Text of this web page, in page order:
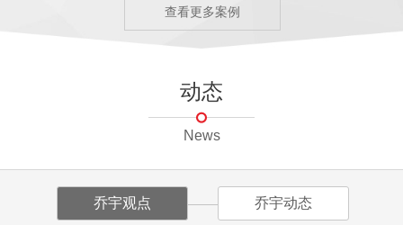
查看更多案例
动态
News
乔宇观点 乔宇动态